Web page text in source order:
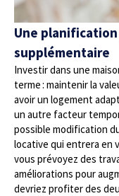
Une
supplémentaire
Investir dans une
terme : maintenir la
avoir un logement
un autre facteur
possible modification
locative qui entrera en
vous prévoyez des
améliorations pour
devriez profiter des